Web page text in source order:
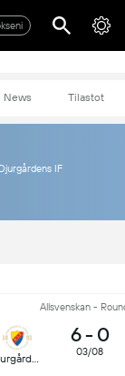
News Tilastot
IF
Allsvenskan -
Djurgården
6- 0
03/08